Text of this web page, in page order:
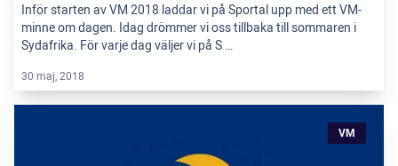
Inför starten av VM 2018 laddar vi på Sportal upp med ett VM-
minne om dagen. Idag drömmer vi oss tillbaka till sommaren i
Sydafrika. För varje dag väljer vi på S …
30 maj, 2018
VM